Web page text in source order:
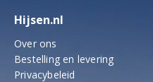
Hijsen.nl
Over ons
Bestelling en levering
Privacybeleid